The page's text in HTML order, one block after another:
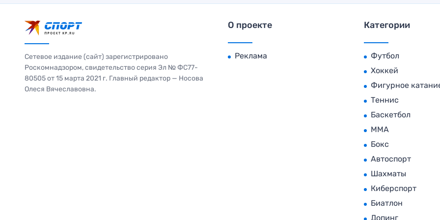
Сетевое издание (сайт) зарегистрировано
Роскомнадзором, свидетельство серия Эл № ФС77-
80505 от 15 марта 2021 г. Главный редактор — Носова
Олеся Вячеславовна.
О проекте
Реклама
Категории
Футбол
Хоккей
Фигурное
Теннис
Баскетбол
MMA
Бокс
Автоспорт
Шахматы
Киберспорт
Биатлон
Допинг